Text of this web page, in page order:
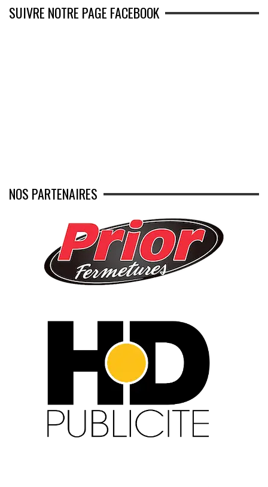
SUIVRE NOTRE PAGE FACEBOOK
NOS PARTENAIRES